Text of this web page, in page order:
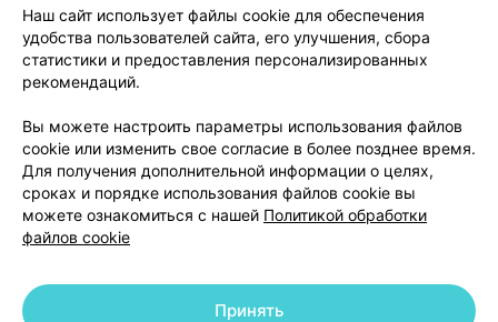
О проекте
Новости проекта
Размещение рекламы
Медицинский маркетинг
Публичный договор
Доставка
Способы оплаты
Вакансии
Партнеры
Написать руководителю 103.by
Написать в поддержку
Персональные настройки Cookie
Наш сайт использует файлы cookie для обеспечения
удобства пользователей сайта, его улучшения, сбора
статистики и предоставления персонализированных
рекомендаций.
Вы можете настроить параметры использования файлов
cookie или изменить свое согласие в более позднее время.
Для получения дополнительной информации о целях,
сроках и порядке использования файлов cookie вы
можете ознакомиться с нашей Политикой обработки
файлов cookie
Принять